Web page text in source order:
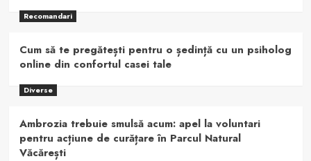
Recomandari
Cum să te pregătești pentru o ședință cu un psiholog
online din confortul casei tale
Diverse
Ambrozia trebuie smulsă acum: apel la voluntari
pentru acțiune de curățare în Parcul Natural
Văcărești